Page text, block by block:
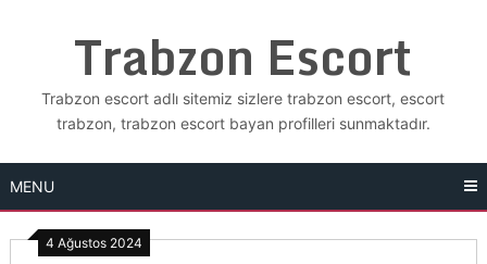
Trabzon Escort
Trabzon escort adlı sitemiz sizlere trabzon escort, escort
trabzon, trabzon escort bayan profilleri sunmaktadır.
MENU
4 Ağustos 2024